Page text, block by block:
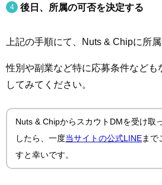
後日、所属の可否を決定する
上記の手順にて、Nuts & Chipに所
性別や副業など特に応募条件なども
してみてください。
Nuts & ChipからスカウトDMを受け取
したら、一度当サイトの公式LINE まで
すと幸いです。